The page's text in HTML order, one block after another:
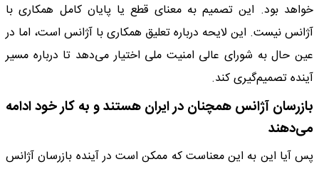
خواهد بود. این تصمیم به معنای قطع یا پایان کامل همکاری با
آژانس نیست. این لایحه درباره تعلیق همکاری با آژانس است، اما در
عین حال به شورای عالی امنیت ملی اختیار می‌دهد تا درباره مسیر
آینده تصمیم‌گیری کند.
بازرسان آژانس همچنان در ایران هستند و به کار خود ادامه
می‌دهند
پس آیا این به این معناست که ممکن است در آینده بازرسان آژانس